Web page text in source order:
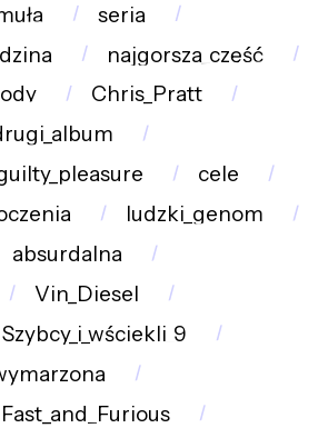
seria
najgorsza_część
Chris_Pratt
cele
ludzki_genom
absurdalna
Vin_Diesel
Szybcy_i_wściekli_9
Fast_and_Furious